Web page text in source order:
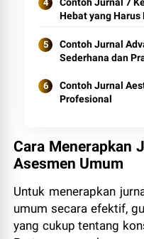
Hebat yang Harus
Contoh Jurnal
Sederhana dan
Contoh Jurnal
Profesional
Cara Menerapkan
Asesmen Umum
Untuk menerapkan
umum secara efektif,
yang cukup tentang